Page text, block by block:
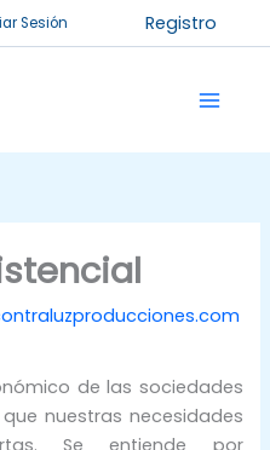
Sesión Registro
de las sociedades
nuestras necesidades
Se entiende por